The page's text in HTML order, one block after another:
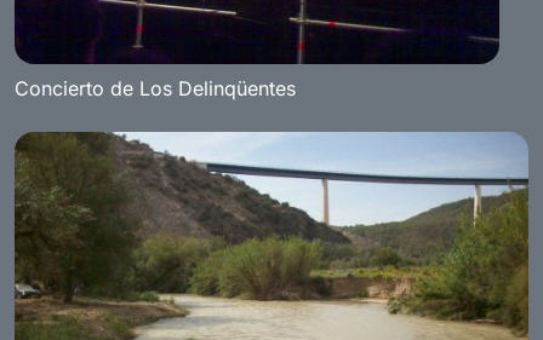
Concierto de Los Delinqüentes